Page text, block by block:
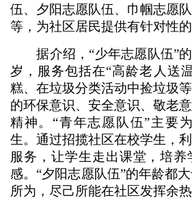
伍、夕阳志愿队伍、巾帼志愿
等，为社区居民提供有针对性的
据介绍，“少年志愿队伍”的
岁，服务包括在“高龄老人送
糕、在垃圾分类活动中捡垃圾
的环保意识、安全意识、敬老
精神。“青年志愿队伍”主要
生。通过招揽社区在校学生，
服务，让学生走出课堂，培
感。“夕阳志愿队伍”的年龄都
所为，尽己所能在社区发挥余热